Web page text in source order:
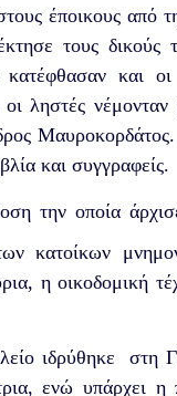
έποικους από
τους δικούς
κατέφθασαν και
ληστές
και συγγραφείς.
την οποία
κατοίκων
η οικοδομική
ιδρύθηκε
ενώ υπάρχει η